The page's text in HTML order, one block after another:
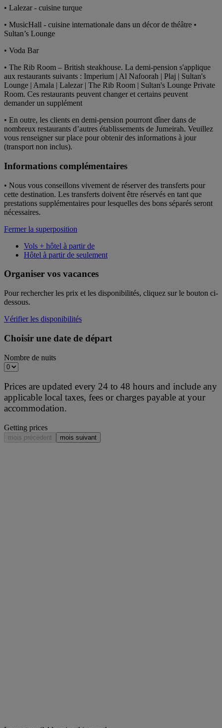
• Lalezar - cuisine turque
• MusicHall - cuisine internationale dans un décor de théâtre •
Sultan’s Lounge
• Voda Bar
• The Rib Room – British steakhouse. La demi-pension s'applique
aux restaurants suivants : Imperium | Al Nafoorah | Plaj | Sultan's
Lounge | Amala | Lalezar | The Rib Room | Sultan's Lounge Private
Room. Ces restaurants peuvent changer et certains peuvent
demander un supplément
• En outre, les clients en demi-pension pourront dîner dans de
nombreux restaurants d’autres établissements de Jumeirah. Veuillez
vous renseigner sur place pour obtenir des informations à jour
(transport non inclus).
Informations complémentaires
• Nous vous conseillons vivement de réserver des transferts pour
cette destination. Les transferts doivent être réservés en tant que
prestations supplémentaires pour lesquelles des bons séparés seront
nécessaires.
Fermer la superposition
Vols + hôtel à partir de
Hôtel à partir de seulement
Organiser vos vacances
Pour rechercher les prix et les disponibilités, cliquez sur le bouton ci-
dessous.
Vérifier les disponibilités
Choisir une date de départ
Nombre de nuits
Prices are updated every 24 to 48 hours and include any
applicable local taxes, fees or charges payable at your
accommodation.
Getting prices
mois précédent mois suivant